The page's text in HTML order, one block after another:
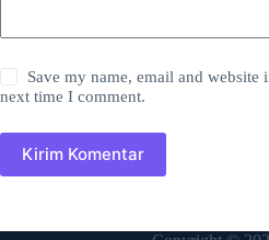
Save my name, email and website
next time I comment.
Kirim Komentar